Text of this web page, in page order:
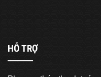
HỖ TRỢ